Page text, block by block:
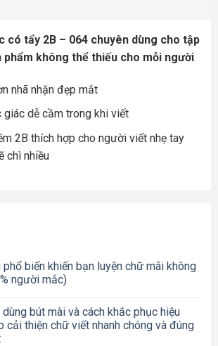
có tẩy 2B – 064 chuyên dùng cho tập
phẩm không thể thiếu cho mỗi người
nhã nhặn đẹp mắt
giác dễ cầm trong khi viết
2B thích hợp cho người viết nhẹ tay
chì nhiều
biến khiến bạn luyện chữ mãi không
người mắc)
bút mài và cách khắc phục hiệu
cải thiện chữ viết nhanh chóng và đúng